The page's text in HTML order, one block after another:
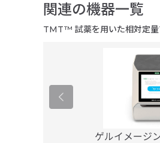
関連の機器一覧
TMT™ 試薬を用いた相対定量
ゲルイメージ